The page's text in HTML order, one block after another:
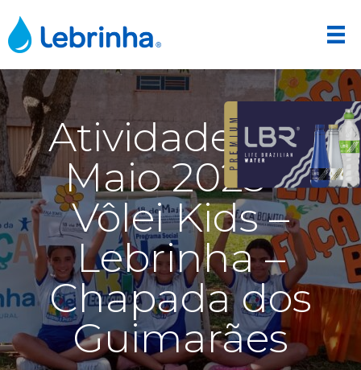
Atividades de
Maio 2025 –
Vôlei Kids –
Lebrinha –
Chapada dos
Guimarães